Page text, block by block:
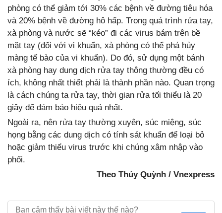
phòng có thể giảm tới 30% các bệnh về đường tiêu hóa
và 20% bệnh về đường hô hấp. Trong quá trình rửa tay,
xà phòng và nước sẽ “kéo” đi các virus bám trên bề
mặt tay (đối với vi khuẩn, xà phòng có thể phá hủy
màng tế bào của vi khuẩn). Do đó, sử dụng một bánh
xà phòng hay dung dịch rửa tay thông thường đều có
ích, không nhất thiết phải là thành phần nào. Quan trọng
là cách chúng ta rửa tay, thời gian rửa tối thiểu là 20
giây để đảm bảo hiệu quả nhất.
Ngoài ra, nên rửa tay thường xuyên, súc miệng, súc
họng bằng các dung dịch có tính sát khuẩn để loại bỏ
hoặc giảm thiểu virus trước khi chúng xâm nhập vào
phổi.
Theo Thúy Quỳnh / Vnexpress